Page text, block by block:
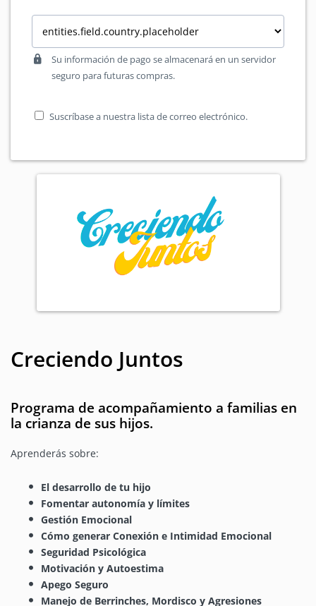
Creciendo Juntos
Programa de acompañamiento a familias en
la crianza de sus hijos.
Aprenderás sobre:
El desarrollo de tu hijo
Fomentar autonomía y límites
Gestión Emocional
Cómo generar Conexión e Intimidad Emocional
Seguridad Psicológica
Motivación y Autoestima
Apego Seguro
Manejo de Berrinches, Mordisco y Agresiones
Su información de pago se almacenará en un servidor
seguro para futuras compras.
Suscríbase a nuestra lista de correo electrónico.